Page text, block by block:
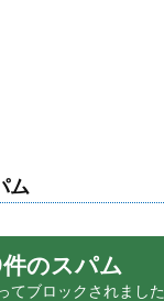
ム
のスパム
てブロックされました